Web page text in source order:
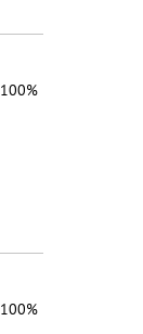
100%
100%